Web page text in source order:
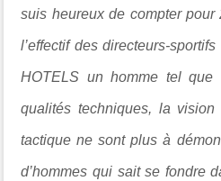
suis heureux de compter
l’effectif des directeurs-
HOTELS un homme tel que
qualités techniques, la
tactique ne sont plus à
d’hommes qui sait se fondre